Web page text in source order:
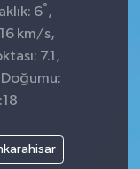
6° ,
km/s,
7.1,